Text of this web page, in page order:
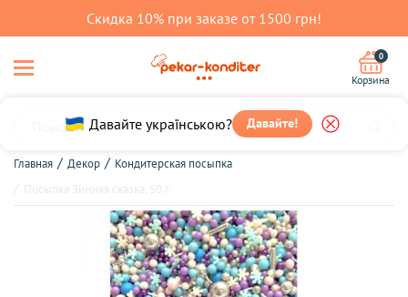
Скидка 10% при заказе от 1500 грн!
Давайте українською? Давайте!
0
Корзина
Главная Декор
Кондитерская посыпка